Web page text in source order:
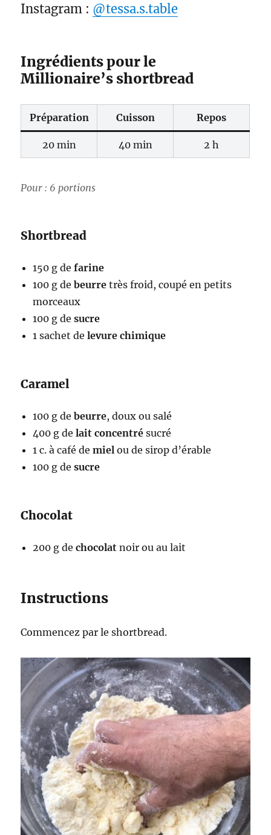
Instagram : @tessa.s.table
Ingrédients pour le
Millionaire’s shortbread
Préparation Cuisson Repos
20 min 40 min 2 h
Pour : 6 portions
Shortbread
150 g defarine
100 g debeurre très froid, coupé en petits
morceaux
100 g desucre
1 sachet delevure chimique
Caramel
100 g debeurre, doux ou salé
400 g delait concentré sucré
1 c. à café demiel ou de sirop d’érable
100 g desucre
Chocolat
200 g dechocolat noir ou au lait
Instructions
Commencez par le shortbread.